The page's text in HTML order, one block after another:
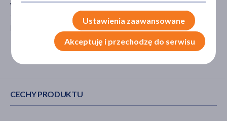
Wrocławska 20
95-082 Dobroń
kontakt@helpa.pl
CECHY PRODUKTU
Ustawienia zaawansowane
Akceptuję i przechodzę do serwisu